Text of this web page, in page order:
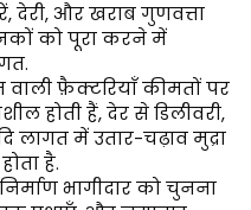
देरी, और खराब गुणवत्ता
को पूरा करने में
वाली फ़ैक्टरियाँ कीमतों पर
होती हैं, देर से डिलीवरी,
में उतार-चढ़ाव मुद्रा
है.
भागीदार को चुनना